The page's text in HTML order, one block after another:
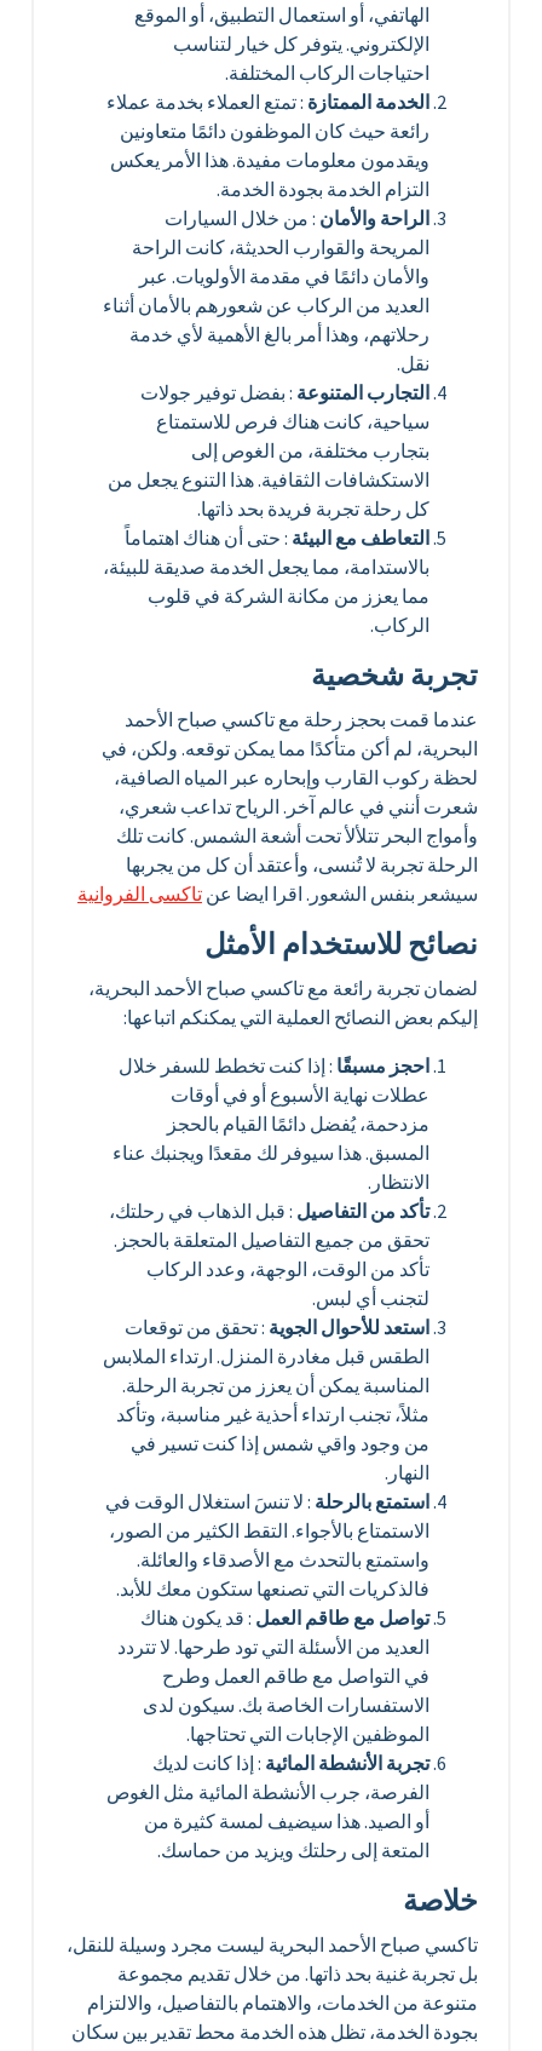
الهاتفي، أو استعمال التطبيق، أو الموقع
الإلكتروني. يتوفر كل خيار لتناسب
احتياجات الركاب المختلفة.
الخدمة الممتازة : تمتع العملاء بخدمة عملاء
رائعة حيث كان الموظفون دائمًا متعاونين
ويقدمون معلومات مفيدة. هذا الأمر يعكس
التزام الخدمة بجودة الخدمة.
الراحة والأمان: من خلال السيارات
المريحة والقوارب الحديثة، كانت الراحة
والأمان دائمًا في مقدمة الأولويات. عبر
العديد من الركاب عن شعورهم بالأمان أثناء
رحلاتهم، وهذا أمر بالغ الأهمية لأي خدمة
نقل.
التجارب المتنوعة: بفضل توفير جولات
سياحية، كانت هناك فرص للاستمتاع
بتجارب مختلفة، من الغوص إلى
الاستكشافات الثقافية. هذا التنوع يجعل من
كل رحلة تجربة فريدة بحد ذاتها.
التعاطف مع البيئة: حتى أن هناك اهتماماً
بالاستدامة، مما يجعل الخدمة صديقة للبيئة،
مما يعزز من مكانة الشركة في قلوب
الركاب.
تجربة شخصية
عندما قمت بحجز رحلة مع تاكسي صباح الأحمد
البحرية، لم أكن متأكدًا مما يمكن توقعه. ولكن، في
لحظة ركوب القارب وإبحاره عبر المياه الصافية،
شعرت أنني في عالم آخر. الرياح تداعب شعري،
وأمواج البحر تتلألأ تحت أشعة الشمس. كانت تلك
الرحلة تجربة لا تُنسى، وأعتقد أن كل من يجربها
سيشعر بنفس الشعور. اقرا ايضا عنتاكسى الفروانية
نصائح للاستخدام الأمثل
لضمان تجربة رائعة مع تاكسي صباح الأحمد البحرية،
إليكم بعض النصائح العملية التي يمكنكم اتباعها:
احجز مسبقًا: إذا كنت تخطط للسفر خلال
عطلات نهاية الأسبوع أو في أوقات
مزدحمة، يُفضل دائمًا القيام بالحجز
المسبق. هذا سيوفر لك مقعدًا ويجنبك عناء
الانتظار.
تأكد من التفاصيل: قبل الذهاب في رحلتك،
تحقق من جميع التفاصيل المتعلقة بالحجز.
تأكد من الوقت، الوجهة، وعدد الركاب
لتجنب أي لبس.
استعد للأحوال الجوية: تحقق من توقعات
الطقس قبل مغادرة المنزل. ارتداء الملابس
المناسبة يمكن أن يعزز من تجربة الرحلة.
مثلاً، تجنب ارتداء أحذية غير مناسبة، وتأكد
من وجود واقي شمس إذا كنت تسير في
النهار.
استمتع بالرحلة: لا تنسَ استغلال الوقت في
الاستمتاع بالأجواء. التقط الكثير من الصور،
واستمتع بالتحدث مع الأصدقاء والعائلة.
فالذكريات التي تصنعها ستكون معك للأبد.
تواصل مع طاقم العمل: قد يكون هناك
العديد من الأسئلة التي تود طرحها. لا تتردد
في التواصل مع طاقم العمل وطرح
الاستفسارات الخاصة بك. سيكون لدى
الموظفين الإجابات التي تحتاجها.
تجربة الأنشطة المائية: إذا كانت لديك
الفرصة، جرب الأنشطة المائية مثل الغوص
أو الصيد. هذا سيضيف لمسة كثيرة من
المتعة إلى رحلتك ويزيد من حماسك.
خلاصة
تاكسي صباح الأحمد البحرية ليست مجرد وسيلة للنقل،
بل تجربة غنية بحد ذاتها. من خلال تقديم مجموعة
متنوعة من الخدمات، والاهتمام بالتفاصيل، والالتزام
بجودة الخدمة، تظل هذه الخدمة محط تقدير بين سكان